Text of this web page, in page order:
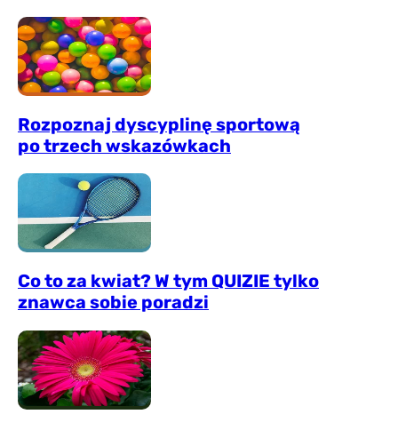
Rozpoznaj dyscyplinę sportową
po trzech wskazówkach
Co to za kwiat? W tym QUIZIE tylko
znawca sobie poradzi